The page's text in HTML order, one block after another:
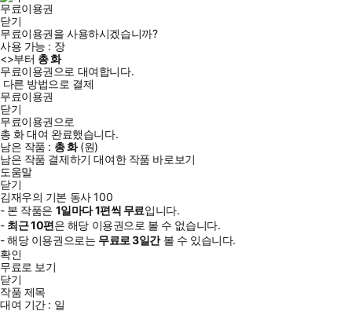
무료이용권
닫기
무료이용권을 사용하시겠습니까?
사용 가능 : 장
<>부터 총화
무료이용권으로 대여합니다.
다른 방법으로 결제
무료이용권
닫기
무료이용권으로
총 화대여 완료했습니다.
남은 작품 : 총화(원)
남은 작품 결제하기 대여한 작품 바로보기
도움말
닫기
김재우의 기본 동사 100
- 본 작품은 1일마다1편씩 무료입니다.
- 최근10편은 해당 이용권으로 볼 수 없습니다.
- 해당 이용권으로는 무료로3일간볼 수 있습니다.
확인
무료로 보기
닫기
작품 제목
대여 기간 : 일